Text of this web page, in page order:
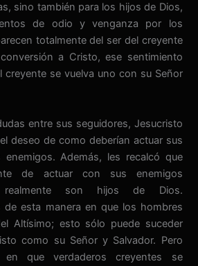
sino también para los hijos de Dios,
de odio y venganza por los
totalmente del ser del creyente
a Cristo, ese sentimiento
creyente se vuelva uno con su Señor
entre sus seguidores, Jesucristo
deseo de como deberían actuar sus
Además, les recalcó que
de actuar con sus enemigos
realmente son hijos de Dios.
de esta manera en que los hombres
Altísimo; esto sólo puede suceder
como su Señor y Salvador. Pero
que verdaderos creyentes se